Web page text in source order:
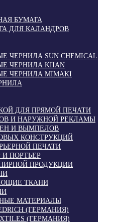
БУМАГА
ДЛЯ КАЛАНДРОВ
SUN CHEMICAL
ЧЕРНИЛА KIIAN
ЧЕРНИЛА MIMAKI
ДЛЯ ПРЯМОЙ ПЕЧАТИ
И НАРУЖНОЙ РЕКЛАМЫ
И ВЫМПЕЛОВ
КОНСТРУКЦИЙ
ПЕЧАТИ
ПОРТЬЕР
ПРОДУКЦИИ
ТКАНИ
МАТЕРИАЛЫ
(ГЕРМАНИЯ)
(ГЕРМАНИЯ)